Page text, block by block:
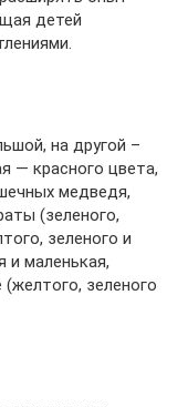
детей
на другой –
— красного цвета,
медведя,
(зеленого,
зеленого и
и маленькая,
зеленого